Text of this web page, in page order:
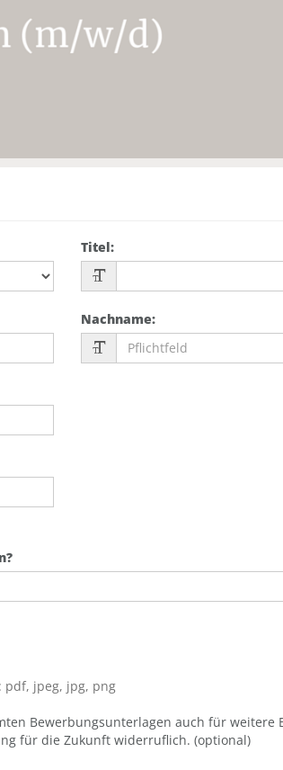
Titel:
Nachname:
pdf, jpeg, jpg, png
Bewerbungsunterlagen auch für weitere
für die Zukunft widerruflich. (optional)